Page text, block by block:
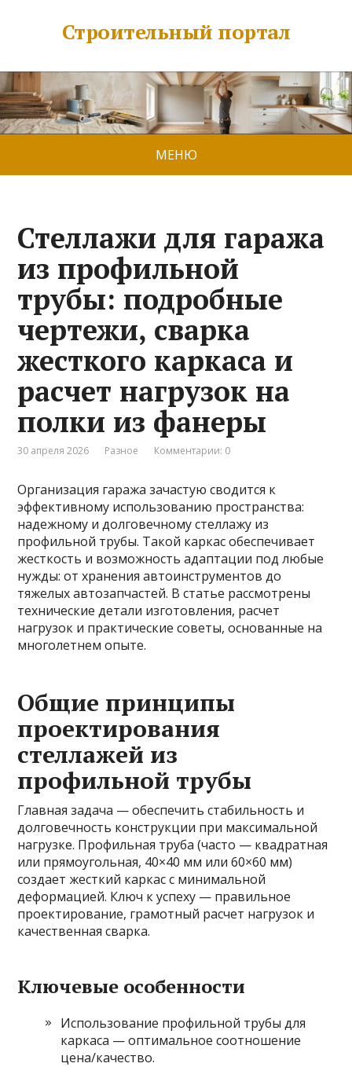
Строительный портал
МЕНЮ
Стеллажи для гаража
из профильной
трубы: подробные
чертежи, сварка
жесткого каркаса и
расчет нагрузок на
полки из фанеры
30 апреля 2026 Разное Комментарии: 0
Организация гаража зачастую сводится к
эффективному использованию пространства:
надежному и долговечному стеллажу из
профильной трубы. Такой каркас обеспечивает
жесткость и возможность адаптации под любые
нужды: от хранения автоинструментов до
тяжелых автозапчастей. В статье рассмотрены
технические детали изготовления, расчет
нагрузок и практические советы, основанные на
многолетнем опыте.
Общие принципы
проектирования
стеллажей из
профильной трубы
Главная задача — обеспечить стабильность и
долговечность конструкции при максимальной
нагрузке. Профильная труба (часто — квадратная
или прямоугольная, 40×40 мм или 60×60 мм)
создает жесткий каркас с минимальной
деформацией. Ключ к успеху — правильное
проектирование, грамотный расчет нагрузок и
качественная сварка.
Ключевые особенности
Использование профильной трубы для
каркаса — оптимальное соотношение
цена/качество.